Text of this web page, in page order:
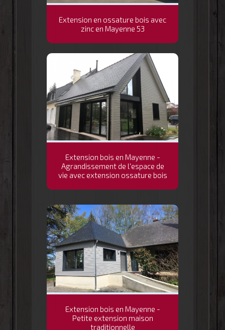
Extension en ossature bois avec
zinc en Mayenne 53
Extension bois en Mayenne -
Agrandissement de l'espace de
vie avec extension ossature bois
Extension bois en Mayenne -
Petite extension maison
traditionnelle